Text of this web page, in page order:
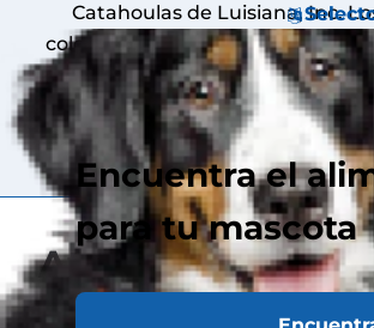
Encuentra el
para tu mascota
Catahoulas de Luisiana, Inc.
colores del pelaje incluyen negro,
plateado, azul, beige, canela
Atributos
Acerca
de
Atributos